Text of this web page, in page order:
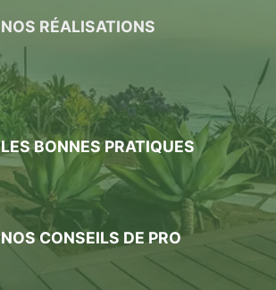
NOS RÉALISATIONS
LES BONNES PRATIQUES
NOS CONSEILS DE PRO